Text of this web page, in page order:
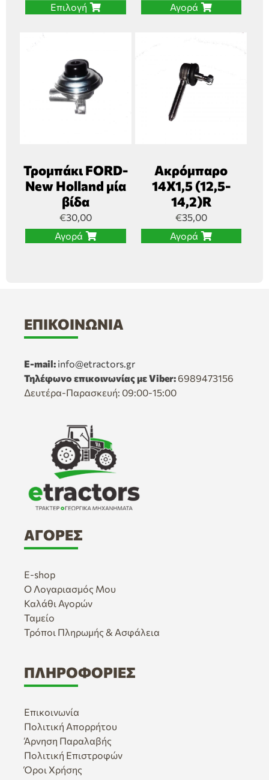
Επιλογή
Αγορά
Τρομπάκι FORD-
New Holland μία
βίδα
€30,00
Αγορά
Ακρόμπαρο
14Χ1,5 (12,5-
14,2)R
€35,00
Αγορά
ΕΠΙΚΟΙΝΩΝΊΑ
E-mail: info@etractors.gr
Τηλέφωνο επικοινωνίας με Viber: 6989473156
Δευτέρα-Παρασκευή: 09:00-15:00
ΑΓΟΡΈΣ
E-shop
Ο Λογαριασμός Μου
Καλάθι Αγορών
Ταμείο
Τρόποι Πληρωμής & Ασφάλεια
ΠΛΗΡΟΦΟΡΊΕΣ
Επικοινωνία
Πολιτική Απορρήτου
Άρνηση Παραλαβής
Πολιτική Επιστροφών
Όροι Χρήσης